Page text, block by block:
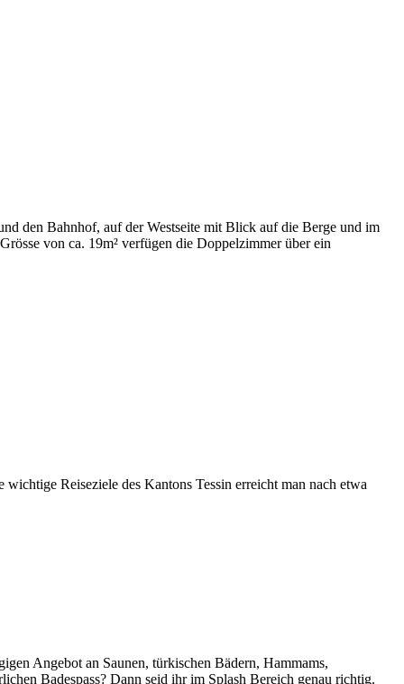
den Bahnhof, auf der Westseite mit Blick auf die Berge und im
von ca. 19m² verfügen die Doppelzimmer über ein
Reiseziele des Kantons Tessin erreicht man nach etwa
Angebot an Saunen, türkischen Bädern, Hammams,
Badespass? Dann seid ihr im Splash Bereich genau richtig.